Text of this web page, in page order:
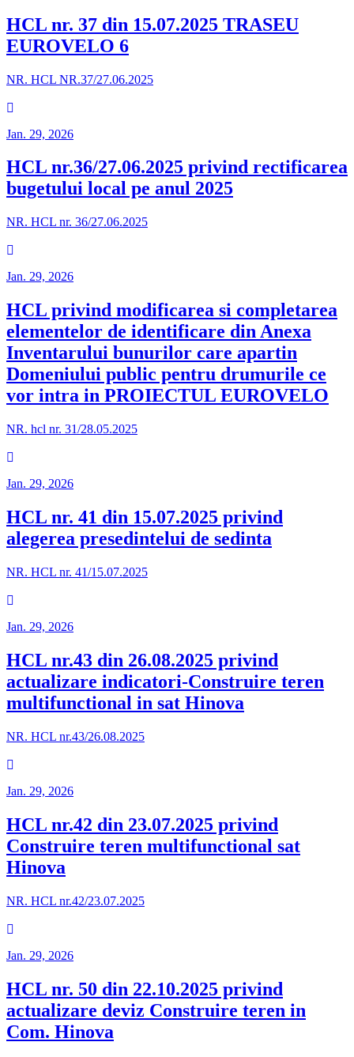
HCL nr. 37 din 15.07.2025 TRASEU
EUROVELO 6
NR. HCL NR.37/27.06.2025
Jan. 29, 2026
HCL nr.36/27.06.2025 privind rectificarea
bugetului local pe anul 2025
NR. HCL nr. 36/27.06.2025
Jan. 29, 2026
HCL privind modificarea si completarea
elementelor de identificare din Anexa
Inventarului bunurilor care apartin
Domeniului public pentru drumurile ce
vor intra in PROIECTUL EUROVELO
NR. hcl nr. 31/28.05.2025
Jan. 29, 2026
HCL nr. 41 din 15.07.2025 privind
alegerea presedintelui de sedinta
NR. HCL nr. 41/15.07.2025
Jan. 29, 2026
HCL nr.43 din 26.08.2025 privind
actualizare indicatori-Construire teren
multifunctional in sat Hinova
NR. HCL nr.43/26.08.2025
Jan. 29, 2026
HCL nr.42 din 23.07.2025 privind
Construire teren multifunctional sat
Hinova
NR. HCL nr.42/23.07.2025
Jan. 29, 2026
HCL nr. 50 din 22.10.2025 privind
actualizare deviz Construire teren in
Com. Hinova